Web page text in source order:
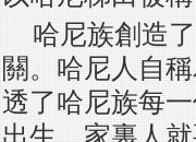
哈尼族創造
關。哈尼人自
透了哈尼族每
出生，家裏人